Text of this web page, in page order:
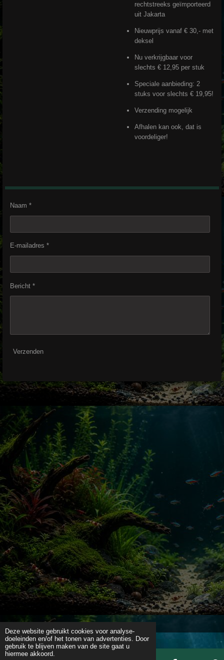
Deze website gebruikt cookies voor analyse-
doeleinden en/of het tonen van advertenties. Door
gebruik te blijven maken van de site gaat u
hiermee akkoord.
rechtstreeks geïmporteerd
uit Jakarta
Nieuwprijs vanaf € 30,- met
deksel
Nu verkrijgbaar voor
slechts € 12,95 per stuk
Speciale aanbieding: 2
stuks voor slechts € 19,95!
Verzending mogelijk
Afhalen kan ook, dat is
voordeliger!
Naam *
E-mailadres *
Bericht *
Verzenden